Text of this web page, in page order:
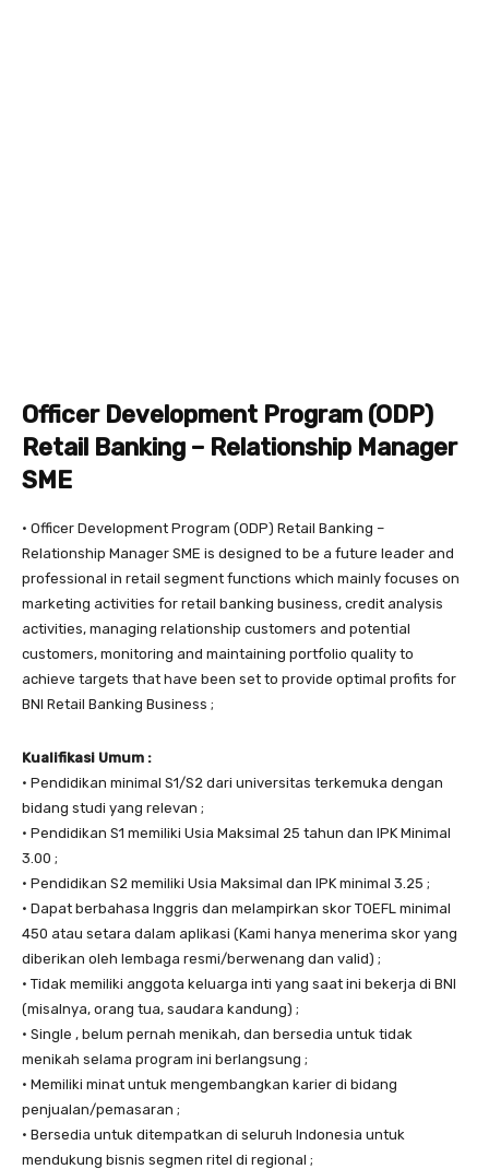
Officer Development Program (ODP)
Retail Banking – Relationship Manager
SME
• Officer Development Program (ODP) Retail Banking –
Relationship Manager SME is designed to be a future leader and
professional in retail segment functions which mainly focuses on
marketing activities for retail banking business, credit analysis
activities, managing relationship customers and potential
customers, monitoring and maintaining portfolio quality to
achieve targets that have been set to provide optimal profits for
BNI Retail Banking Business ;
Kualifikasi Umum :
• Pendidikan minimal S1/S2 dari universitas terkemuka dengan
bidang studi yang relevan ;
• Pendidikan S1 memiliki Usia Maksimal 25 tahun dan IPK Minimal
3.00 ;
• Pendidikan S2 memiliki Usia Maksimal dan IPK minimal 3.25 ;
• Dapat berbahasa Inggris dan melampirkan skor TOEFL minimal
450 atau setara dalam aplikasi (Kami hanya menerima skor yang
diberikan oleh lembaga resmi/berwenang dan valid) ;
• Tidak memiliki anggota keluarga inti yang saat ini bekerja di BNI
(misalnya, orang tua, saudara kandung) ;
• Single , belum pernah menikah, dan bersedia untuk tidak
menikah selama program ini berlangsung ;
• Memiliki minat untuk mengembangkan karier di bidang
penjualan/pemasaran ;
• Bersedia untuk ditempatkan di seluruh Indonesia untuk
mendukung bisnis segmen ritel di regional ;